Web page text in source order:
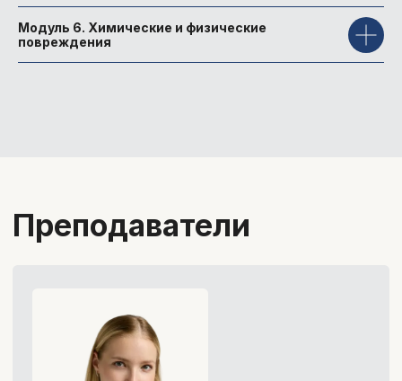
Модуль 6. Химические и физические
повреждения
Шинкаренко Евгения
Университет
доказательной
медицины MD.school —